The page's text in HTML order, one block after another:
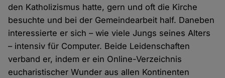
den Katholizismus hatte, gern und oft die Kirche
besuchte und bei der Gemeindearbeit half. Daneben
interessierte er sich – wie viele Jungs seines Alters
– intensiv für Computer. Beide Leidenschaften
verband er, indem er ein Online-Verzeichnis
eucharistischer Wunder aus allen Kontinenten